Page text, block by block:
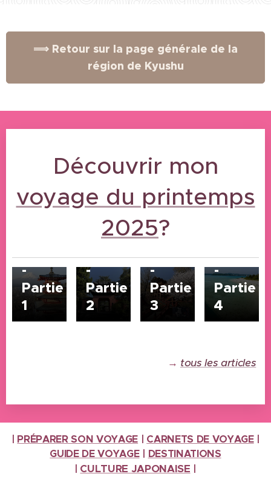
⟹ Retour sur la page générale de la
région de Kyushu
Découvrir mon
voyage du printemps
2025?
07/05/2025
-
Partie
1
01/05/2025
Voyage
Printemps
-
Partie
2
30/04/2025
Voyage
Printemps
-
Partie
3
23/04/2025
-
Partie
4
→ tous les articles
PRÉPARER SON VOYAGE CARNETS DE VOYAGE|
GUIDE DE VOYAGE| DESTINATIONS
CULTURE JAPONAISE |